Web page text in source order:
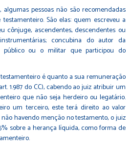
pessoas não são recomendadas
São elas: quem escreveu a
cônjuge, ascendentes, descendentes ou
concubina do autor da
público ou o militar que participou do
é quanto a sua remuneração
1.987 do CC), cabendo ao juiz atribuir um
que não seja herdeiro ou legatário.
um terceiro, este terá direito ao valor
havendo menção no testamento, o juiz
sobre a herança líquida, como forma de